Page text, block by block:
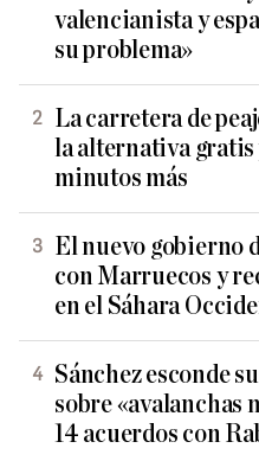
valencianista y
su problema»
La carretera de
la alternativa gratis
minutos más
El nuevo gobierno
con Marruecos y
en el Sáhara
Sánchez esconde
sobre
14 acuerdos con